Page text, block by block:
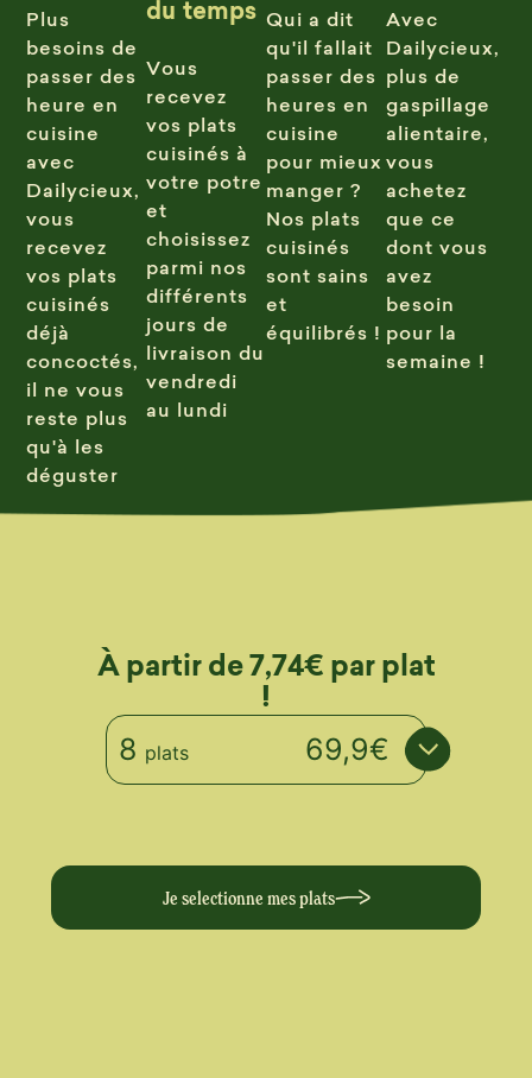
Plus
besoins de
passer des
heure en
cuisine
avec
Dailycieux,
vous
recevez
vos plats
cuisinés
déjà
concoctés,
il ne vous
reste plus
qu'à les
déguster
du temps
Vous
recevez
vos plats
cuisinés à
votre potre
et
choisissez
parmi nos
différents
jours de
livraison du
vendredi
au lundi
Qui a dit
qu'il fallait
passer des
heures en
cuisine
pour mieux
manger ?
Nos plats
cuisinés
sont sains
et
équilibrés !
Avec
Dailycieux,
plus de
gaspillage
alientaire,
vous
achetez
que ce
dont vous
avez
besoin
pour la
semaine !
À partir de 7,74€ par plat
!
8 plats 69,9€
Je selectionne mes plats